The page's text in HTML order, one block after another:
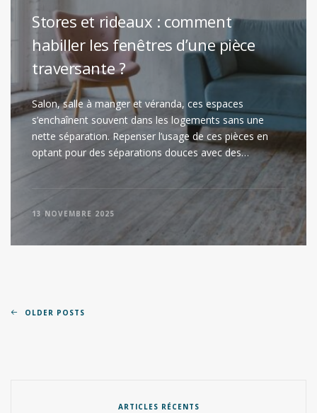
Stores et rideaux : comment
habiller les fenêtres d’une pièce
traversante ?
Salon, salle à manger et véranda, ces espaces
s’enchaînent souvent dans les logements sans une
nette séparation. Repenser l’usage de ces pièces en
optant pour des séparations douces avec des…
13 NOVEMBRE 2025
OLDER POSTS
ARTICLES RÉCENTS